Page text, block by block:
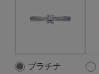
プラチナ